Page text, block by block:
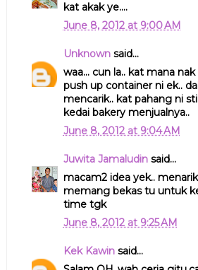
kat akak ye....
June 8, 2012 at 9:00 AM
Unknownsaid...
waa... cun la.. kat mana
push up container ni ek..
mencarik.. kat pahang ni
kedai bakery menjualnya..
June 8, 2012 at 9:04 AM
Juwita Jamaludinsaid...
macam2 idea yek..
memang bekas tu untuk
time tgk
June 8, 2012 at 9:25 AM
Kek Kawinsaid...